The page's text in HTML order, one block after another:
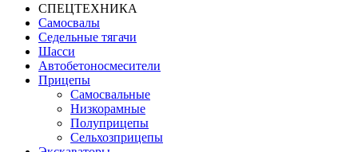
СПЕЦТЕХНИКА
Самосвалы
Седельные тягачи
Шасси
Автобетоно­смесители
Прицепы
Самосвальные
Низкорамные
Полуприцепы
Сельхозприцепы